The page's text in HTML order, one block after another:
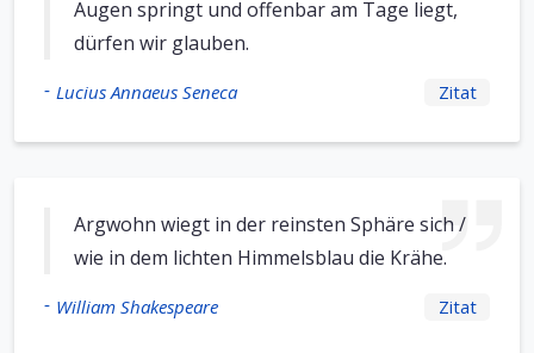
Augen springt und offenbar am Tage liegt,
dürfen wir glauben.
- Lucius Annaeus Seneca Zitat
Argwohn wiegt in der reinsten Sphäre sich /
wie in dem lichten Himmelsblau die Krähe.
- William Shakespeare Zitat